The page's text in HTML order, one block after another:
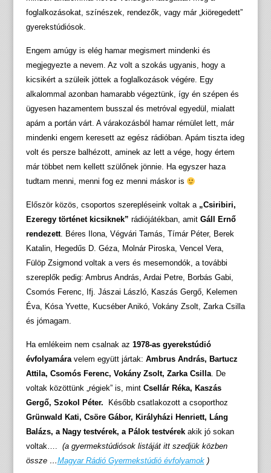
foglalkozásokat, színészek, rendezők, vagy már „kiöregedett”
gyerekstúdiósok.
Engem amúgy is elég hamar megismert mindenki és
megjegyezte a nevem. Az volt a szokás ugyanis, hogy a
kicsikért a szüleik jöttek a foglalkozások végére. Egy
alkalommal azonban hamarabb végeztünk, így én szépen és
ügyesen hazamentem busszal és metróval egyedül, mialatt
apám a portán várt. A várakozásból hamar rémület lett, már
mindenki engem keresett az egész rádióban. Apám tiszta ideg
volt és persze balhézott, aminek az lett a vége, hogy értem
már többet nem kellett szülőnek jönnie. Ha egyszer haza
tudtam menni, menni fog ez menni máskor is
Először közös, csoportos szerepléseink voltak a„Csiribiri,
Ezeregy történet kicsiknek” rádiójátékban, amit Gáll Ernő
rendezett. Béres Ilona, Végvári Tamás, Tímár Péter, Berek
Katalin, Hegedűs D. Géza, Molnár Piroska, Vencel Vera,
Fülöp Zsigmond voltak a vers és mesemondók, a további
szereplők pedig: Ambrus András, Ardai Petre, Borbás Gabi,
Csomós Ferenc, Ifj. Jászai László, Kaszás Gergő, Kelemen
Éva, Kósa Yvette, Kucséber Anikó, Vokány Zsolt, Zarka Csilla
és jómagam.
Ha emlékeim nem csalnak az 1978-as gyerekstúdió
évfolyamáravelem együtt jártak: Ambrus András, Bartucz
Attila, Csomós Ferenc, Vokány Zsolt, Zarka Csilla. De
voltak közöttünk „régiek” is, mint Csellár Réka, Kaszás
Gergő, Szokol Péter.
Később csatlakozott a csoporthoz
Grünwald Kati, Csöre Gábor, Királyházi Henriett, Láng
Balázs, a Nagy testvérek, a Pálok testvérekakik jó sokan
voltak…. (a gyermekstúdiósok listáját itt szedjük közben
össze …Magyar Rádió Gyermekstúdió évfolyamok)